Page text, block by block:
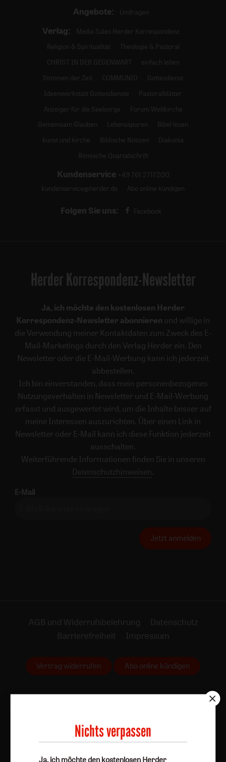
Angebote: Umfragen
Verlag:
Media Sales Herder Korrespondenz
Religion & Spiritualität
Theologie & Pastoral
CHRIST IN DER GEGENWART
einfach leben
Stimmen der Zeit
COMMUNIO
Gottesdienst
Ideenwerkstatt Gottesdienste
Pastoralblätter
Anzeiger für die Seelsorge
Forum Weltkirche
Gemeinsam Glauben
Lebensspuren
Bibel lesen
kunst und kirche
Biblische Notizen
Diakonia
Römische Quartalschrift
Kundenservice +49 761 2717200
kundenservice@herder.de
Abo online kündigen
Folgen Sie uns: Facebook
Herder Korrespondenz-Newsletter
Ja, ich möchte den kostenlosen Herder
Korrespondenz-Newsletter abonnieren und willige in
die Verwendung meiner Kontaktdaten zum Zweck des E-
Mail-Marketings durch den Verlag Herder ein. Den
Newsletter oder die E-Mail-Werbung kann ich jederzeit
abbestellen.
Ich bin einverstanden, dass mein personenbezogenes
Nutzungsverhalten in Newsletter und E-Mail-Werbung
erfasst und ausgewertet wird, um die Inhalte besser auf
meine Interessen auszurichten. Über einen Link in
Newsletter oder E-Mail kann ich diese Funktion jederzeit
ausschalten.
Weiterführende Informationen finden Sie in unseren
Datenschutzhinweisen .
E-Mail
Jetzt anmelden
AGB und Widerrufsbelehrung
Datenschutz
Barrierefreiheit
Impressum
Vertrag widerrufen Abo online kündigen
Nichts verpassen
Ja, ich möchte den kostenlosen Herder